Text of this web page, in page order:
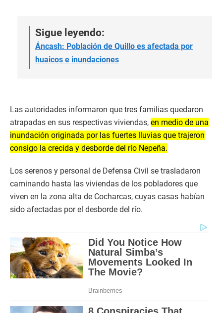
Sigue leyendo:
Áncash: Población de Quillo es afectada por
huaicos e inundaciones
Las autoridades informaron que tres familias quedaron
atrapadas en sus respectivas viviendas, en medio de una
inundación originada por las fuertes lluvias que trajeron
consigo la crecida y desborde del río Nepeña.
Los serenos y personal de Defensa Civil se trasladaron
caminando hasta las viviendas de los pobladores que
viven en la zona alta de Cocharcas, cuyas casas habían
sido afectadas por el desborde del río.